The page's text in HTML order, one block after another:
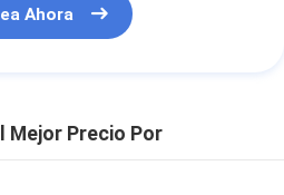
Ahora
Mejor Precio Por